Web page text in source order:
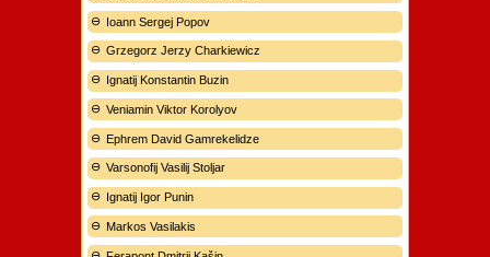
Ioann Sergej Popov
Grzegorz Jerzy Charkiewicz
Ignatij Konstantin Buzin
Veniamin Viktor Korolyov
Ephrem David Gamrekelidze
Varsonofij Vasilij Stoljar
Ignatij Igor Punin
Markos Vasilakis